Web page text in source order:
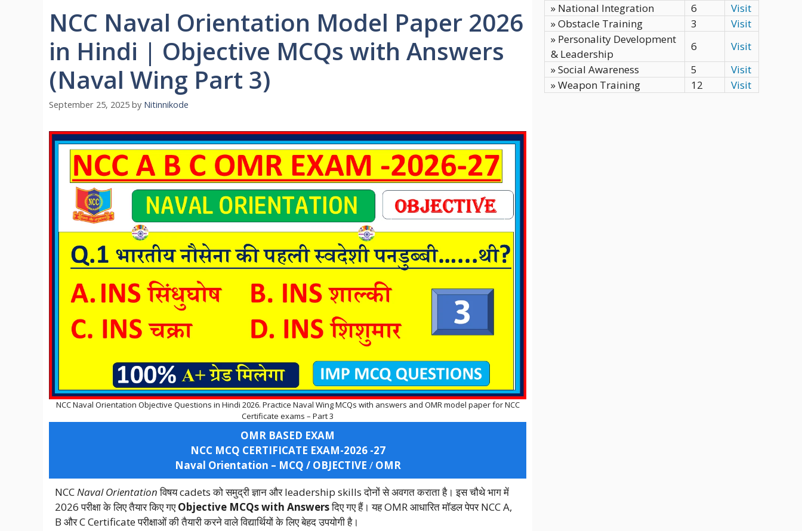
NCC Naval Orientation Model Paper 2026
in Hindi | Objective MCQs with Answers
(Naval Wing Part 3)
September 25, 2025 by Nitinnikode
NCC Naval Orientation Objective Questions in Hindi 2026. Practice Naval Wing MCQs with answers and OMR model paper for NCC
Certificate exams – Part 3
OMR BASED EXAM
NCC MCQ CERTIFICATE EXAM-2026 -27
Naval Orientation – MCQ / OBJECTIVE / OMR
NCCNaval Orientationविषय cadets को समुद्री ज्ञान और leadership skills दोनों से अवगत कराता है। इस चौथे भाग में
2026 परीक्षा के लिए तैयार किए गएObjective MCQs with Answersदिए गए हैं। यह OMR आधारित मॉडल पेपर NCC A,
B और C Certificate परीक्षाओं की तैयारी करने वाले विद्यार्थियों के लिए बेहद उपयोगी है।
» National Integration
6
Visit
» Obstacle Training
3
Visit
» Personality Development
& Leadership
6
Visit
» Social Awareness
5
Visit
» Weapon Training
12 Visit